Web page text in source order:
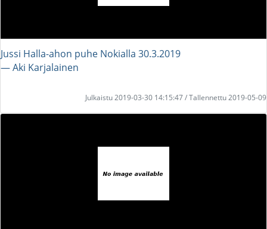
Jussi Halla-ahon puhe Nokialla 30.3.2019
― Aki Karjalainen
Julkaistu 2019-03-30 14:15:47 / Tallennettu 2019-05-09